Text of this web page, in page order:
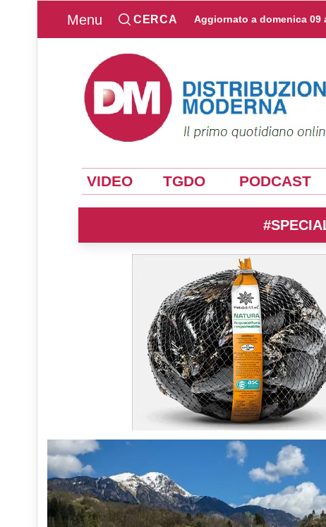
Menu CERCA Aggiornato a domenica 09
VIDEO TGDO PODCAST